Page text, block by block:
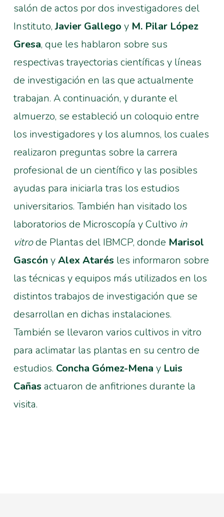
salón de actos por dos investigadores del
Instituto,Javier Gallego y M. Pilar López
Gresa, que les hablaron sobre sus
respectivas trayectorias científicas y líneas
de investigación en las que actualmente
trabajan. A continuación, y durante el
almuerzo, se estableció un coloquio entre
los investigadores y los alumnos, los cuales
realizaron preguntas sobre la carrera
profesional de un científico y las posibles
ayudas para iniciarla tras los estudios
universitarios. También han visitado los
laboratorios de Microscopía y Cultivo in
vitrode Plantas del IBMCP, donde Marisol
Gascón yAlex Atarés les informaron sobre
las técnicas y equipos más utilizados en los
distintos trabajos de investigación que se
desarrollan en dichas instalaciones.
También se llevaron varios cultivos in vitro
para aclimatar las plantas en su centro de
estudios. Concha Gómez-Mena y Luis
Cañas actuaron de anfitriones durante la
visita.